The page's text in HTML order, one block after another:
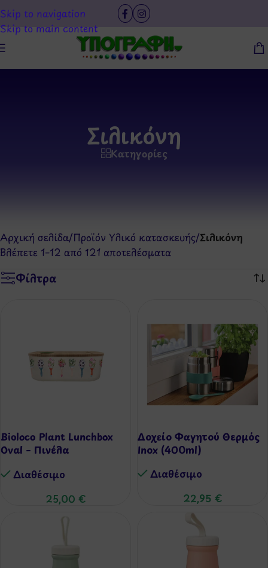
Skip to navigation
Skip to main content
Σιλικόνη
Κατηγορίες
Αρχική σελίδα/Προϊόν Υλικό κατασκευής/Σιλικόνη
Βλέπετε 1–12 από 121 αποτελέσματα
Φίλτρα
Bioloco Plant Lunchbox
Oval – Πινέλα
Διαθέσιμo
25,00 €
Δοχείο Φαγητού Θερμός
Inox (400ml)
Διαθέσιμo
22,95 €